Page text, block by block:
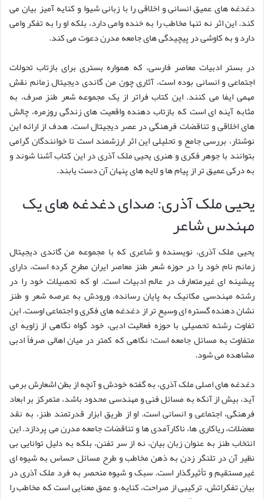
دغدغه های عمیق انسانی و اخلاقی را با زبانی شیوا و کنایه آمیز بیان می
کند. این اثر نه تنها مخاطب را به خنده وامی دارد، بلکه او را به تفکر وامی
دارد و به کاوشی در پیچیدگی های جامعه مدرن دعوت می کند.
در بستر ادبیات معاصر فارسی، که همواره بستری برای بازتاب تحولات
اجتماعی و انسانی بوده است، آثاری چون من گاندی دیجیتال زمانم نقش
مهمی ایفا می کنند. این کتاب فراتر از یک مجموعه شعر طنز صرف، به
مثابه آینه ای است که بازتاب دهنده واقعیت های زندگی روزمره، چالش
های اخلاقی و تناقضات فرهنگی در عصر دیجیتال است. هدف از ارائه این
نوشتار، بررسی جامع و تحلیلی این اثر ارزشمند است تا خوانندگان گرامی
بتوانند با جوهر فکری و هنری یحیی ملک آذری در این کتاب آشنا شوند و
به درکی عمیق تر از پیام ها و لایه های پنهان آن دست یابند.
یحیی ملک آذری: صدای دغدغه های یک
مهندس شاعر
یحیی ملک آذری، نویسنده و شاعری که با مجموعه من گاندی دیجیتال
زمانم نام خود را در حوزه شعر طنز معاصر ایران مطرح کرده است، دارای
پیشینه ای غیرمتعارف در عالم ادبیات است. او که تحصیلات خود را در
رشته مهندسی مکانیک به پایان رسانده، ورودش به عرصه شعر و طنز
نشان دهنده گستره ای وسیع تر از دغدغه های فکری و اجتماعی اوست. این
تفاوت رشته تحصیلی با حوزه فعالیت ادبی، خود گواه نگاهی از زاویه ای
متفاوت به مسائل جامعه است؛ نگاهی که کمتر در میان اهالی صرفاً ادبی
مشاهده می شود.
دغدغه های اصلی ملک آذری، به گفته خودش و آنچه از بطن اشعارش برمی
آید، بیش از آنکه به مسائل فنی و مهندسی محدود باشد، متمرکز بر ابعاد
فرهنگی، اجتماعی و انسانی است. او از طریق ابزار قدرتمند طنز، به نقد
معضلات، ریاکاری ها، ناکارآمدی ها و تناقضات جامعه مدرن می پردازد. این
انتخاب طنز به عنوان زبان بیان، نه از سر تفنن، بلکه به دلیل توانایی بی
نظیر آن در تلنگر زدن به ذهن مخاطب و طرح مسائل حساس به شیوه ای
غیرمستقیم و تأثیرگذار است. سبک و شیوه منحصر به فرد ملک آذری در
بیان تفکراتش، ترکیبی از صراحت، کنایه، و عمق معنایی است که مخاطب را